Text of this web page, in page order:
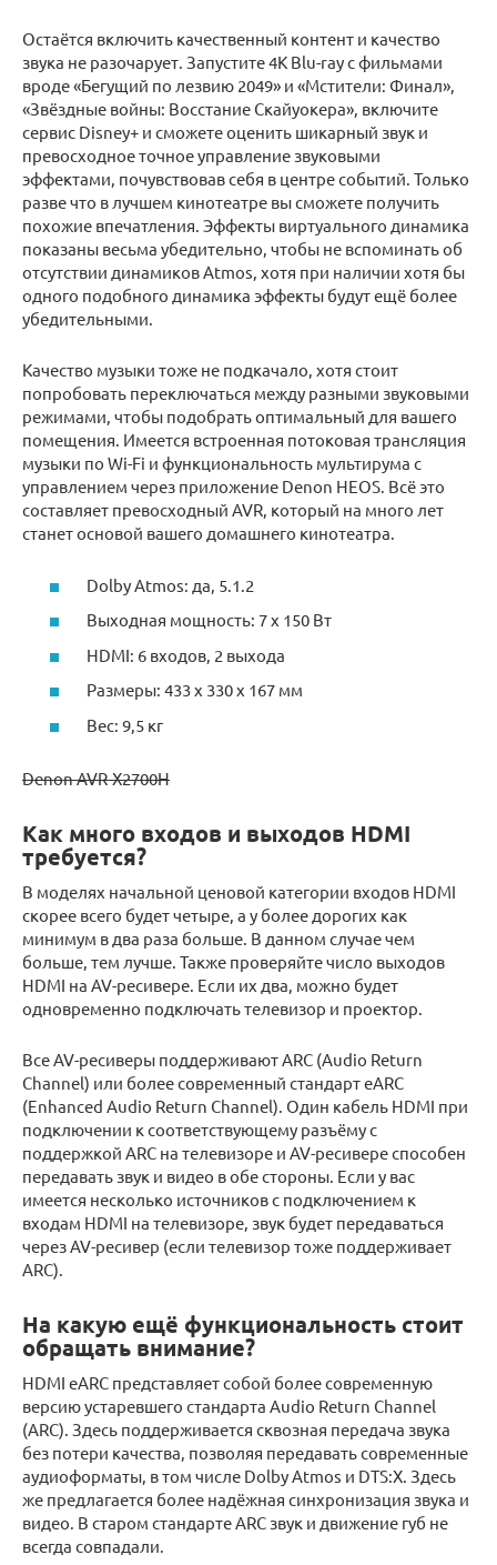
Остаётся включить качественный контент и качество
звука не разочарует. Запустите 4K Blu-ray с фильмами
вроде «Бегущий по лезвию 2049» и «Мстители: Финал»,
«Звёздные войны: Восстание Скайуокера», включите
сервис Disney+ и сможете оценить шикарный звук и
превосходное точное управление звуковыми
эффектами, почувствовав себя в центре событий. Только
разве что в лучшем кинотеатре вы сможете получить
похожие впечатления. Эффекты виртуального динамика
показаны весьма убедительно, чтобы не вспоминать об
отсутствии динамиков Atmos, хотя при наличии хотя бы
одного подобного динамика эффекты будут ещё более
убедительными.
Качество музыки тоже не подкачало, хотя стоит
попробовать переключаться между разными звуковыми
режимами, чтобы подобрать оптимальный для вашего
помещения. Имеется встроенная потоковая трансляция
музыки по Wi-Fi и функциональность мультирума с
управлением через приложение Denon HEOS. Всё это
составляет превосходный AVR, который на много лет
станет основой вашего домашнего кинотеатра.
Dolby Atmos: да, 5.1.2
Выходная мощность: 7 x 150 Вт
HDMI: 6 входов, 2 выхода
Размеры: 433 x 330 x 167 мм
Вес: 9,5 кг
Denon AVR-X2700H
Как много входов и выходов HDMI
требуется?
В моделях начальной ценовой категории входов HDMI
скорее всего будет четыре, а у более дорогих как
минимум в два раза больше. В данном случае чем
больше, тем лучше. Также проверяйте число выходов
HDMI на AV-ресивере. Если их два, можно будет
одновременно подключать телевизор и проектор.
Все AV-ресиверы поддерживают ARC (Audio Return
Channel) или более современный стандарт eARC
(Enhanced Audio Return Channel). Один кабель HDMI при
подключении к соответствующему разъёму с
поддержкой ARC на телевизоре и AV-ресивере способен
передавать звук и видео в обе стороны. Если у вас
имеется несколько источников с подключением к
входам HDMI на телевизоре, звук будет передаваться
через AV-ресивер (если телевизор тоже поддерживает
ARC).
На какую ещё функциональность стоит
обращать внимание?
HDMI eARC представляет собой более современную
версию устаревшего стандарта Audio Return Channel
(ARC). Здесь поддерживается сквозная передача звука
без потери качества, позволяя передавать современные
аудиоформаты, в том числе Dolby Atmos и DTS:X. Здесь
же предлагается более надёжная синхронизация звука и
видео. В старом стандарте ARC звук и движение губ не
всегда совпадали.